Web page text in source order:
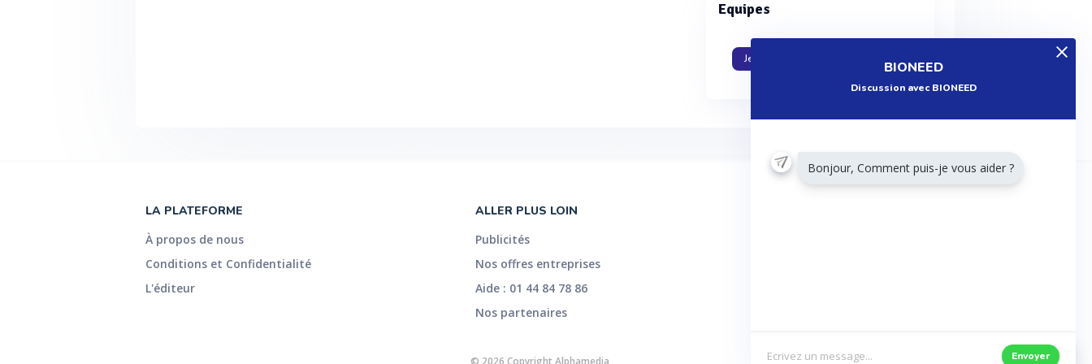
BIONEED
Discussion avec BIONEED
Bonjour, Comment puis-je vous aider ?
Envoyer
Equipes
Je travaille dans cette entreprise
LA PLATEFORME
À propos de nous
Conditions et Confidentialité
L'éditeur
ALLER PLUS LOIN
Publicités
Nos offres entreprises
Aide : 01 44 84 78 86
Nos partenaires
© 2026 Copyright Alphamedia